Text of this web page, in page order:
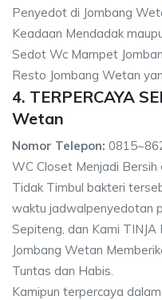
Penyedot di Jombang
Keadaan Mendadak
Sedot Wc Mampet
Resto Jombang Wetan
4. TERPERCAYA
Wetan
Nomor Telepon:
WC Closet Menjadi
Tidak Timbul bakteri
waktu jadwalpenyedotan
Sepiteng, dan Kami
Jombang Wetan
Tuntas dan Habis.
Kamipun terpercaya